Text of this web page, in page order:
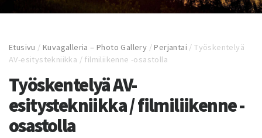
Etusivu /Kuvagalleria – Photo Gallery /Perjantai /Työskentelyä
AV-esitystekniikka / filmiliikenne -osastolla
Työskentelyä AV-
esitystekniikka / filmiliikenne -
osastolla